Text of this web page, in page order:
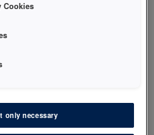
fra 3M
Cookies
only necessary